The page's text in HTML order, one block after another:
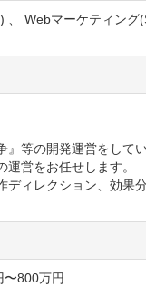
、 Webマーケティング
』等の開発運営をして
運営をお任せします。
ディレクション、効果
〜800万円